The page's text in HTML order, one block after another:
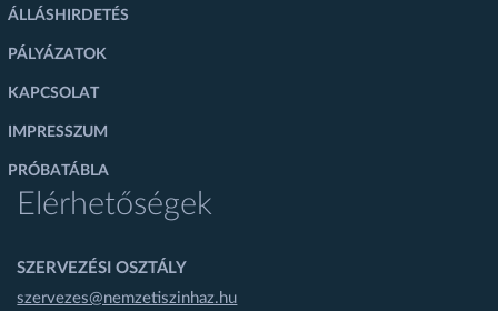
ÁLLÁSHIRDETÉS
PÁLYÁZATOK
KAPCSOLAT
IMPRESSZUM
PRÓBATÁBLA
Elérhetőségek
SZERVEZÉSI OSZTÁLY
szervezes@nemzetiszinhaz.hu